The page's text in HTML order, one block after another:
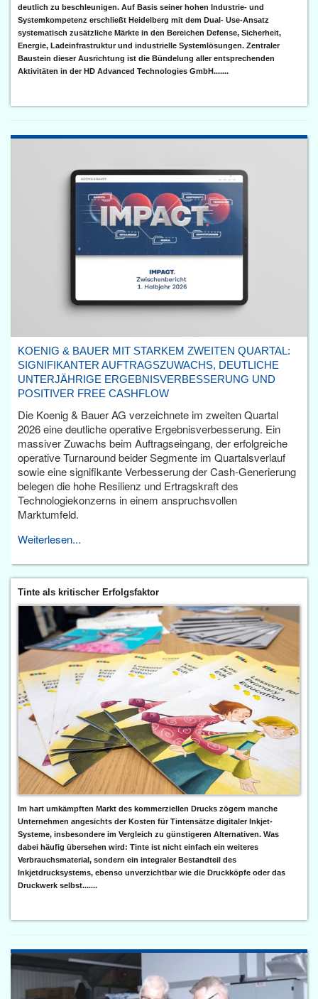
deutlich zu beschleunigen. Auf Basis seiner hohen Industrie- und
Systemkompetenz erschließt Heidelberg mit dem Dual- Use-Ansatz
systematisch zusätzliche Märkte in den Bereichen Defense, Sicherheit,
Energie, Ladeinfrastruktur und industrielle Systemlösungen. Zentraler
Baustein dieser Ausrichtung ist die Bündelung aller entsprechenden
Aktivitäten in der HD Advanced Technologies GmbH.......
KOENIG & BAUER MIT STARKEM ZWEITEN QUARTAL:
SIGNIFIKANTER AUFTRAGSZUWACHS, DEUTLICHE
UNTERJÄHRIGE ERGEBNISVERBESSERUNG UND
POSITIVER FREE CASHFLOW
Die Koenig & Bauer AG verzeichnete im zweiten Quartal
2026 eine deutliche operative Ergebnisverbesserung. Ein
massiver Zuwachs beim Auftragseingang, der erfolgreiche
operative Turnaround beider Segmente im Quartalsverlauf
sowie eine signifikante Verbesserung der Cash-Generierung
belegen die hohe Resilienz und Ertragskraft des
Technologiekonzerns in einem anspruchsvollen
Marktumfeld.
Weiterlesen...
Tinte als kritischer Erfolgsfaktor
Im hart umkämpften Markt des kommerziellen Drucks zögern manche
Unternehmen angesichts der Kosten für Tintensätze digitaler Inkjet-
Systeme, insbesondere im Vergleich zu günstigeren Alternativen. Was
dabei häufig übersehen wird: Tinte ist nicht einfach ein weiteres
Verbrauchsmaterial, sondern ein integraler Bestandteil des
Inkjetdrucksystems, ebenso unverzichtbar wie die Druckköpfe oder das
Druckwerk selbst.......